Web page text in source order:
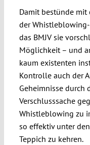
Damit bestünde mit
der
das BMJV sie
Möglichkeit – und
kaum existenten
Kontrolle auch der
Geheimnisse durch
Verschlusssache
Whistleblowing zu
so effektiv unter
Teppich zu kehren.